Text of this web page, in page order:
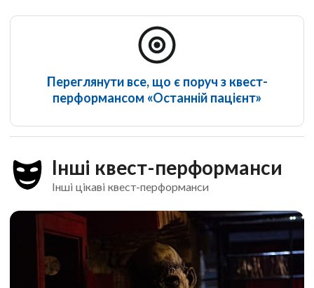
Переглянути все, що є поруч з квест-
перформансом «Останній пацієнт»
Інші квест-перформанси
Інші цікаві квест-перформанси